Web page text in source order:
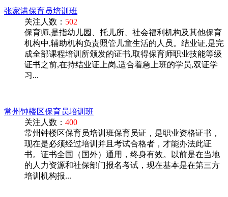
张家港保育员培训班
关注人数： 502
保育师,是指幼儿园、托儿所、社会福利机构及其他保育
机构中,辅助机构负责照管儿童生活的人员。结业证,是完
成全部课程培训所颁发的证书,取得保育师职业技能等级
证书之前,在持结业证上岗,适合着急上班的学员,双证学
习...
常州钟楼区保育员培训班
关注人数： 400
常州钟楼区保育员培训班保育员证，是职业资格证书，
现在是必须经过培训并且考试合格者，才能办法此证
书。证书全国（国外）通用，终身有效。以前是在当地
的人力资源和社保部门报名考试，现在基本是在第三方
培训机构报...